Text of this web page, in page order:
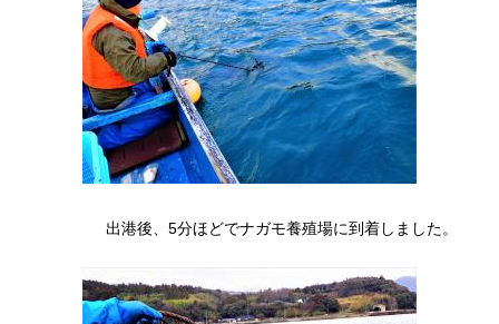
出港後、5分ほどでナガモ養殖場に到着しました。